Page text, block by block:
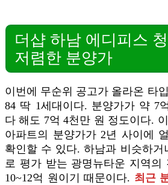
더샵 하남 에디피스
저렴한 분양가
이번에 무순위 공고가 올라온 타
84 딱 1세대이다. 분양가가 약 7
다 해도 7억 4천만 원 정도이다.
아파트의 분양가가 2년 사이에
확인할 수 있다. 하남과 비슷하거
로 평가 받는 광명뉴타운 지역의
10~12억 원이기 때문이다. 최근